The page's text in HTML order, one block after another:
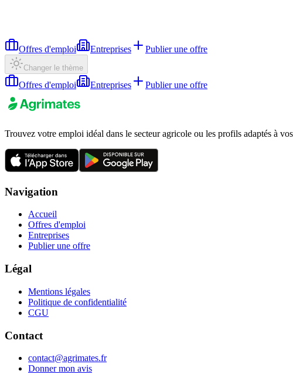
Offres d'emploi Entreprises Publier une offre
Changer le thème
Offres d'emploi Entreprises Publier une offre
Trouvez votre emploi idéal dans le secteur agricole ou les profils adaptés à
Navigation
Accueil
Offres d'emploi
Entreprises
Publier une offre
Légal
Mentions légales
Politique de confidentialité
CGU
Contact
contact@agrimates.fr
Donner mon avis